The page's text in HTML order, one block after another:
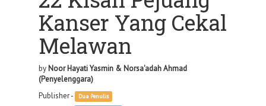
Kanser Yang Cekal
Melawan
by Noor Hayati Yasmin & Norsa'adah Ahmad
(Penyelenggara)
Publisher -
Dua Penulis